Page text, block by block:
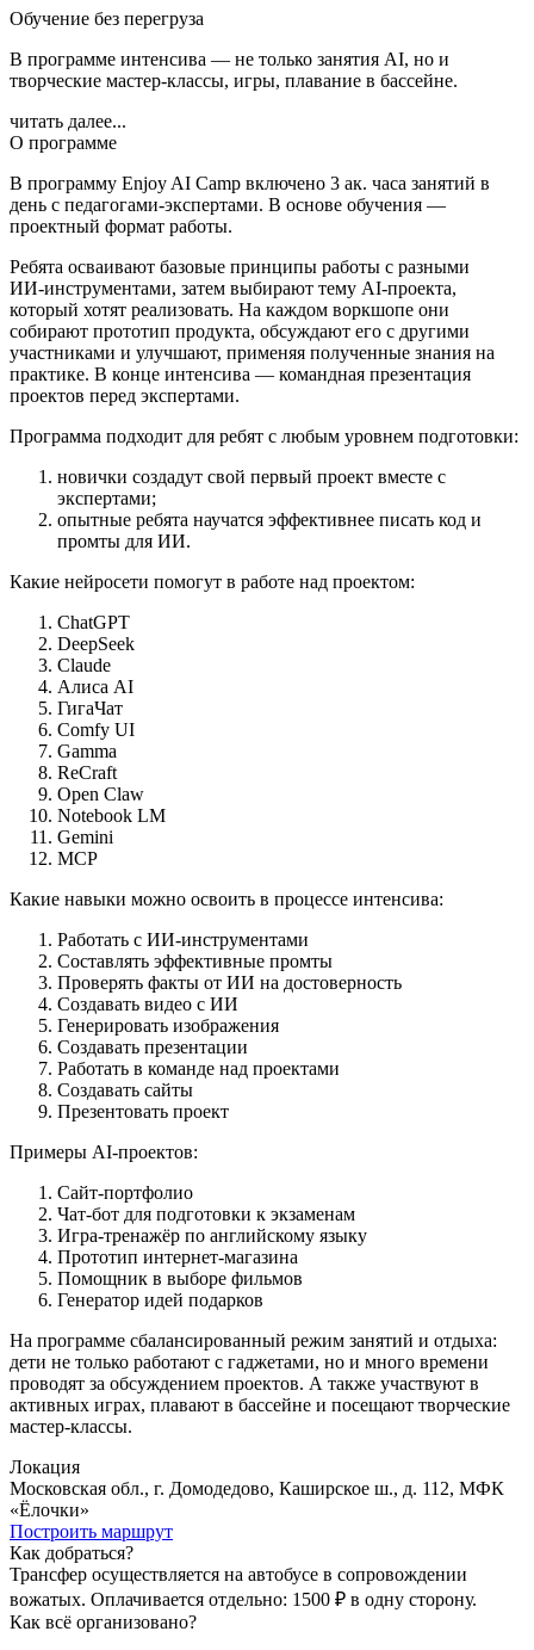
Обучение без перегруза
В программе интенсива — не только занятия AI, но и
творческие мастер-классы, игры, плавание в бассейне.
читать далее...
О программе
В программу Enjoy AI Camp включено 3 ак. часа занятий в
день с педагогами-экспертами. В основе обучения —
проектный формат работы.
Ребята осваивают базовые принципы работы с разными
ИИ‑инструментами, затем выбирают тему AI-проекта,
который хотят реализовать. На каждом воркшопе они
собирают прототип продукта, обсуждают его с другими
участниками и улучшают, применяя полученные знания на
практике. В конце интенсива — командная презентация
проектов перед экспертами.
Программа подходит для ребят с любым уровнем подготовки:
новички создадут свой первый проект вместе с
экспертами;
опытные ребята научатся эффективнее писать код и
промты для ИИ.
Какие нейросети помогут в работе над проектом:
ChatGPT
DeepSeek
Claude
Алиса AI
ГигаЧат
Comfy UI
Gamma
ReCraft
Open Claw
Notebook LM
Gemini
MCP
Какие навыки можно освоить в процессе интенсива:
Работать с ИИ-инструментами
Составлять эффективные промты
Проверять факты от ИИ на достоверность
Создавать видео с ИИ
Генерировать изображения
Создавать презентации
Работать в команде над проектами
Создавать сайты
Презентовать проект
Примеры AI-проектов:
Сайт-портфолио
Чат-бот для подготовки к экзаменам
Игра-тренажёр по английскому языку
Прототип интернет‑магазина
Помощник в выборе фильмов
Генератор идей подарков
На программе сбалансированный режим занятий и отдыха:
дети не только работают с гаджетами, но и много времени
проводят за обсуждением проектов. А также участвуют в
активных играх, плавают в бассейне и посещают творческие
мастер-классы.
Локация
Московская обл., г. Домодедово, Каширское ш., д. 112, МФК
«Ёлочки»
Построить маршрут
Как добраться?
Трансфер осуществляется на автобусе в сопровождении
вожатых. Оплачивается отдельно: 1500 ₽ в одну сторону.
Как всё организовано?